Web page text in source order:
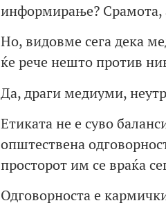
информирање? Срамота,
Но, видовме сега дека
ќе рече нешто против
Да, драги медиуми,
Етиката не е суво
општествена
просторот им се враќа
Одговорноста е